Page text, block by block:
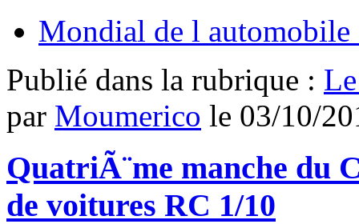
Mondial de l automobile
Publié dans la rubrique :
par Moumerico le 03/10/
QuatriÃ¨me manche du
de voitures RC 1/10